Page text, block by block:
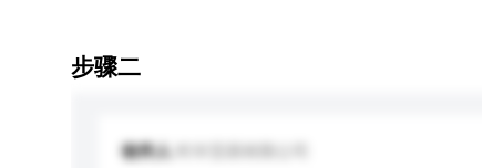
步骤二
收件人